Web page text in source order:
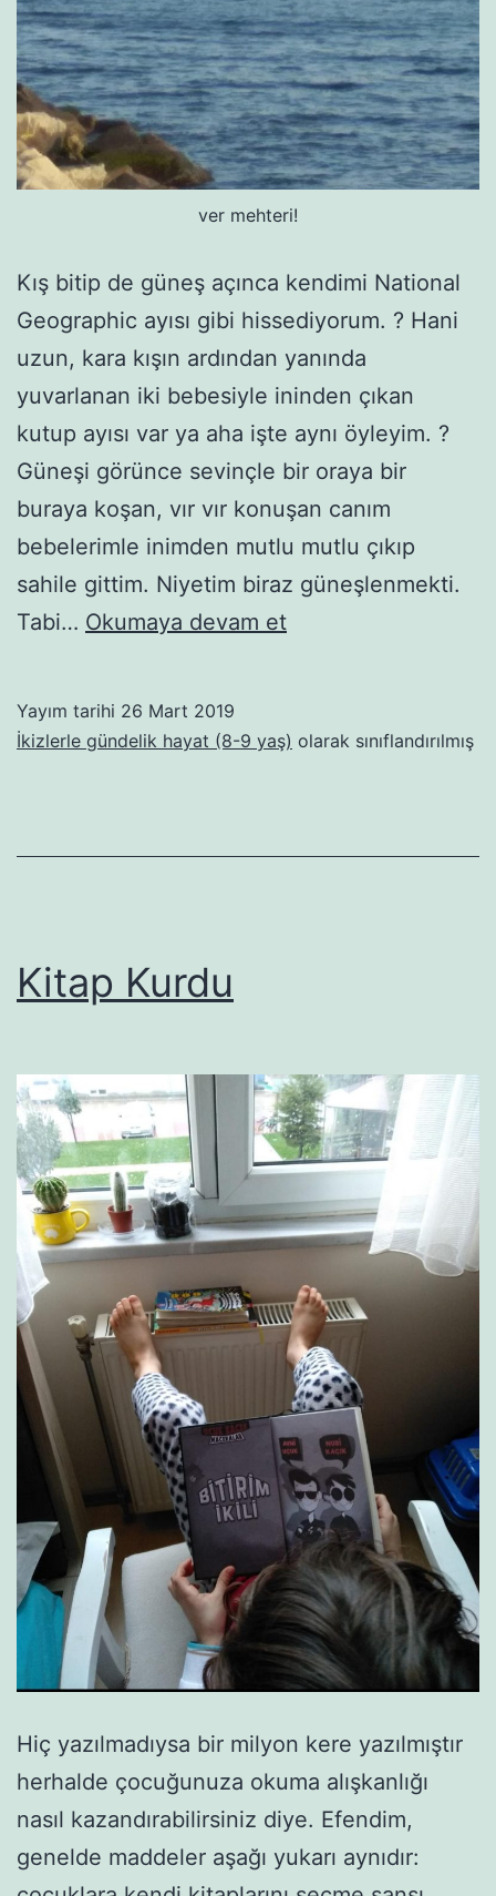
ver mehteri!
Kış bitip de güneş açınca kendimi National
Geographic ayısı gibi hissediyorum. ? Hani
uzun, kara kışın ardından yanında
yuvarlanan iki bebesiyle ininden çıkan
kutup ayısı var ya aha işte aynı öyleyim. ?
Güneşi görünce sevinçle bir oraya bir
buraya koşan, vır vır konuşan canım
bebelerimle inimden mutlu mutlu çıkıp
sahile gittim. Niyetim biraz güneşlenmekti.
Tabi… Okumaya devam etKırmızı
Vardı?
Yayım tarihi 26 Mart 2019
İkizlerle gündelik hayat (8-9 yaş) olarak sınıflandırılmış
Kitap Kurdu
Hiç yazılmadıysa bir milyon kere yazılmıştır
herhalde çocuğunuza okuma alışkanlığı
nasıl kazandırabilirsiniz diye. Efendim,
genelde maddeler aşağı yukarı aynıdır: